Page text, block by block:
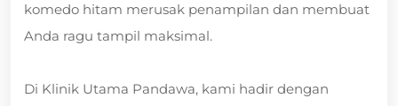
komedo hitam merusak penampilan dan membuat
Anda ragu tampil maksimal.
Di Klinik Utama Pandawa, kami hadir dengan